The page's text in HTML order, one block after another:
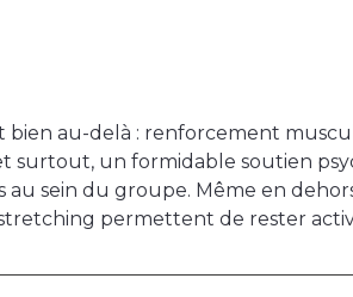
bien au-delà : renforcement
surtout, un formidable soutien
sein du groupe. Même en
permettent de rester